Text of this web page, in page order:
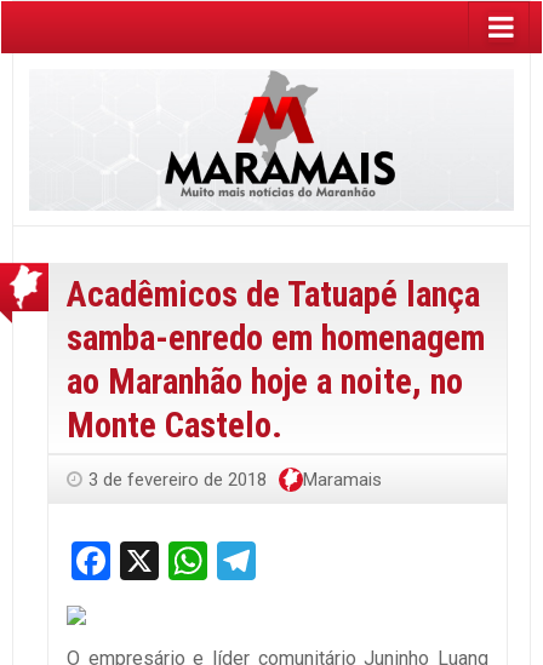
Acadêmicos de Tatuapé lança
samba-enredo em homenagem
ao Maranhão hoje a noite, no
Monte Castelo.
3 de fevereiro de 2018 Maramais
Facebook
X WhatsApp
O empresário e líder comunitário Juninho Luang